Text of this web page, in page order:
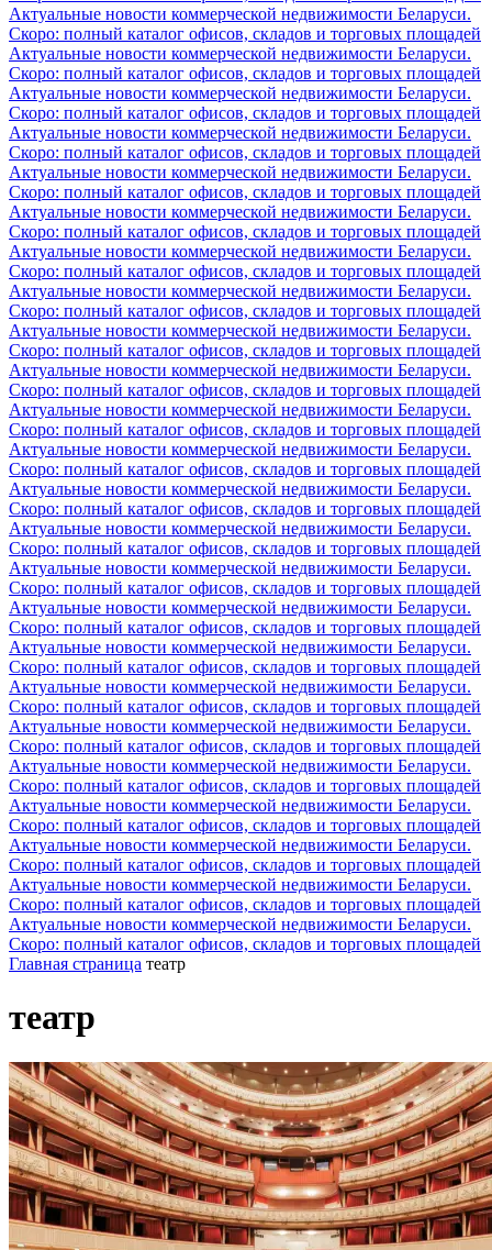
Актуальные новости коммерческой недвижимости Беларуси.
Скоро: полный каталог офисов, складов и торговых площадей
Актуальные новости коммерческой недвижимости Беларуси.
Скоро: полный каталог офисов, складов и торговых площадей
Актуальные новости коммерческой недвижимости Беларуси.
Скоро: полный каталог офисов, складов и торговых площадей
Актуальные новости коммерческой недвижимости Беларуси.
Скоро: полный каталог офисов, складов и торговых площадей
Актуальные новости коммерческой недвижимости Беларуси.
Скоро: полный каталог офисов, складов и торговых площадей
Актуальные новости коммерческой недвижимости Беларуси.
Скоро: полный каталог офисов, складов и торговых площадей
Актуальные новости коммерческой недвижимости Беларуси.
Скоро: полный каталог офисов, складов и торговых площадей
Актуальные новости коммерческой недвижимости Беларуси.
Скоро: полный каталог офисов, складов и торговых площадей
Актуальные новости коммерческой недвижимости Беларуси.
Скоро: полный каталог офисов, складов и торговых площадей
Актуальные новости коммерческой недвижимости Беларуси.
Скоро: полный каталог офисов, складов и торговых площадей
Актуальные новости коммерческой недвижимости Беларуси.
Скоро: полный каталог офисов, складов и торговых площадей
Актуальные новости коммерческой недвижимости Беларуси.
Скоро: полный каталог офисов, складов и торговых площадей
Актуальные новости коммерческой недвижимости Беларуси.
Скоро: полный каталог офисов, складов и торговых площадей
Актуальные новости коммерческой недвижимости Беларуси.
Скоро: полный каталог офисов, складов и торговых площадей
Актуальные новости коммерческой недвижимости Беларуси.
Скоро: полный каталог офисов, складов и торговых площадей
Актуальные новости коммерческой недвижимости Беларуси.
Скоро: полный каталог офисов, складов и торговых площадей
Актуальные новости коммерческой недвижимости Беларуси.
Скоро: полный каталог офисов, складов и торговых площадей
Актуальные новости коммерческой недвижимости Беларуси.
Скоро: полный каталог офисов, складов и торговых площадей
Актуальные новости коммерческой недвижимости Беларуси.
Скоро: полный каталог офисов, складов и торговых площадей
Актуальные новости коммерческой недвижимости Беларуси.
Скоро: полный каталог офисов, складов и торговых площадей
Актуальные новости коммерческой недвижимости Беларуси.
Скоро: полный каталог офисов, складов и торговых площадей
Актуальные новости коммерческой недвижимости Беларуси.
Скоро: полный каталог офисов, складов и торговых площадей
Актуальные новости коммерческой недвижимости Беларуси.
Скоро: полный каталог офисов, складов и торговых площадей
Актуальные новости коммерческой недвижимости Беларуси.
Скоро: полный каталог офисов, складов и торговых площадей
Главная страница театр
театр